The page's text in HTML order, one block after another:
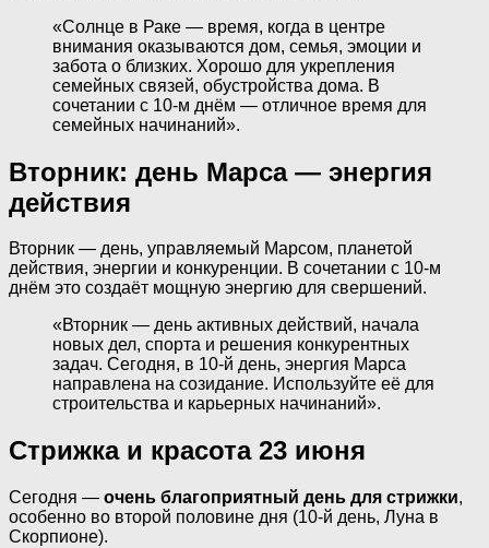
«Солнце в Раке — время, когда в центре
внимания оказываются дом, семья, эмоции и
забота о близких. Хорошо для укрепления
семейных связей, обустройства дома. В
сочетании с 10-м днём — отличное время для
семейных начинаний».
Вторник: день Марса — энергия
действия
Вторник — день, управляемый Марсом, планетой
действия, энергии и конкуренции. В сочетании с 10-м
днём это создаёт мощную энергию для свершений.
«Вторник — день активных действий, начала
новых дел, спорта и решения конкурентных
задач. Сегодня, в 10-й день, энергия Марса
направлена на созидание. Используйте её для
строительства и карьерных начинаний».
Стрижка и красота 23 июня
Сегодня — очень благоприятный день для стрижки,
особенно во второй половине дня (10-й день, Луна в
Скорпионе).